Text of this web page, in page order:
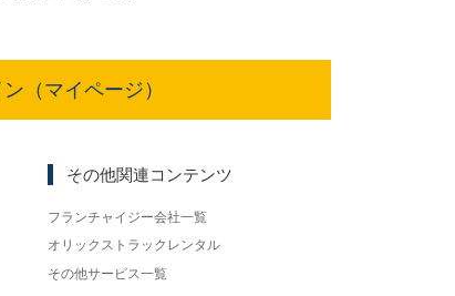
（マイページ）
その他関連コンテンツ
フランチャイジー会社一覧
オリックストラックレンタル
その他サービス一覧